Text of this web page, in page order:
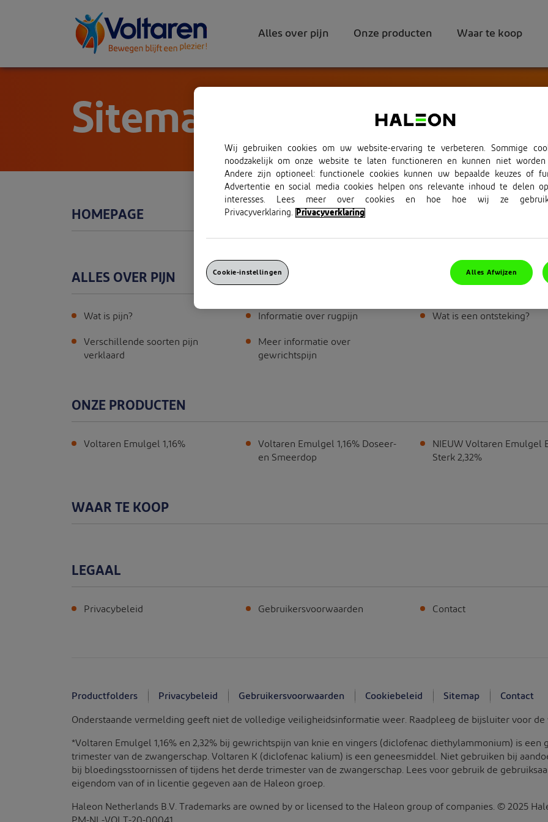
Alles over pijn Onze producten Waar te koop
Sitemap
HOMEPAGE
ALLES OVER PIJN
Wat is pijn?
Verschillende soorten pijn
verklaard
Informatie over rugpijn
Meer informatie over
gewrichtspijn
Wat is een ontsteking?
ONZE PRODUCTEN
Voltaren Emulgel 1,16%
Voltaren Emulgel 1,16% Doseer-
en Smeerdop
NIEUW Voltaren Emulgel
Sterk 2,32%
WAAR TE KOOP
LEGAAL
Privacybeleid Gebruikersvoorwaarden Contact
Productfolders Privacybeleid Gebruikersvoorwaarden Cookiebeleid Sitemap Contact
Onderstaande vermelding geeft niet de volledige veiligheidsinformatie weer. Raadpleeg de bijsluiter voor
*Voltaren Emulgel 1,16% en 2,32% bij gewrichtspijn van knie en vingers (diclofenac diethylammonium) is
trimester van de zwangerschap. Voltaren K (diclofenac kalium) is een geneesmiddel. Niet gebruiken bij
bij bloedingsstoornissen of tijdens het derde trimester van de zwangerschap. Lees voor gebruik de
eigendom van of in licentie gegeven aan de Haleon groep.
Haleon Netherlands B.V. Trademarks are owned by or licensed to the Haleon group of companies. © 2025
Wij gebruiken cookies om uw website-ervaring te verbeteren. Sommige
noodzakelijk om onze website te laten functioneren en kunnen niet worden
Andere zijn optioneel: functionele cookies kunnen uw bepaalde keuzes of
Advertentie en social media cookies helpen ons relevante inhoud te delen
interesses. Lees meer over cookies en hoe hoe wij ze
Privacyverklaring.
Privacyverklaring
Alles Afwijzen
Cookie-instellingen